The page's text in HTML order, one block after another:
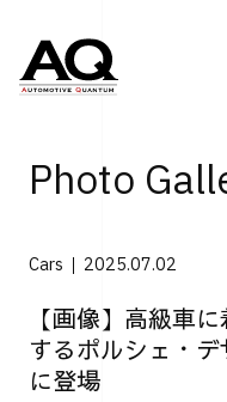
Photo
Cars 2025.07.02
【画像】高級車
するポルシェ・
に登場